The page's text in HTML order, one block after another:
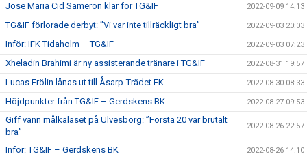
Jose Maria Cid Sameron klar för TG&IF 2022-09-09 14:13
TG&IF förlorade derbyt: ”Vi var inte tillräckligt bra” 2022-09-03 20:03
Inför: IFK Tidaholm – TG&IF 2022-09-03 07:23
Xheladin Brahimi är ny assisterande tränare i TG&IF 2022-08-31 19:57
Lucas Frölin lånas ut till Åsarp-Trädet FK 2022-08-30 08:33
Höjdpunkter från TG&IF – Gerdskens BK 2022-08-27 09:53
Giff vann målkalaset på Ulvesborg: ”Första 20 var brutalt
bra”
2022-08-26 22:57
Inför: TG&IF – Gerdskens BK 2022-08-26 14:10